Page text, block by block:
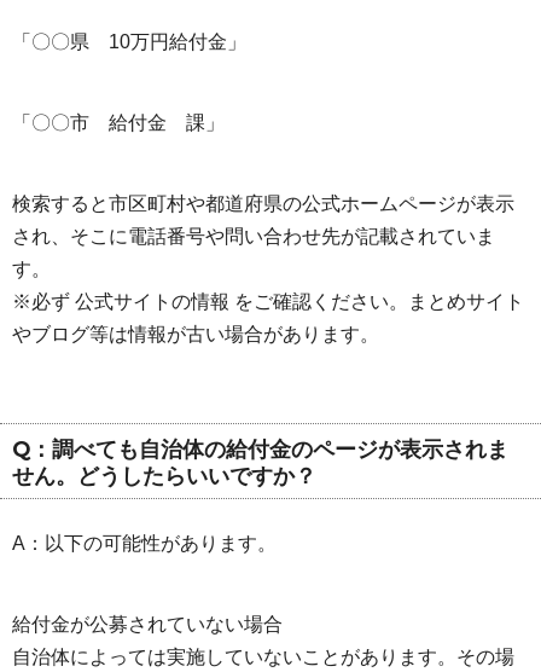
「〇〇県 10万円給付金」
「〇〇市 給付金 課」
検索すると市区町村や都道府県の公式ホームページが表示
され、そこに電話番号や問い合わせ先が記載されていま
す。
※必ず 公式サイトの情報 をご確認ください。まとめサイト
やブログ等は情報が古い場合があります。
Q：調べても自治体の給付金のページが表示されま
せん。どうしたらいいですか？
A：以下の可能性があります。
給付金が公募されていない場合
自治体によっては実施していないことがあります。その場